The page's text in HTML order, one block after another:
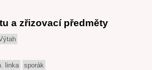
a zřizovací předměty
linka sporák